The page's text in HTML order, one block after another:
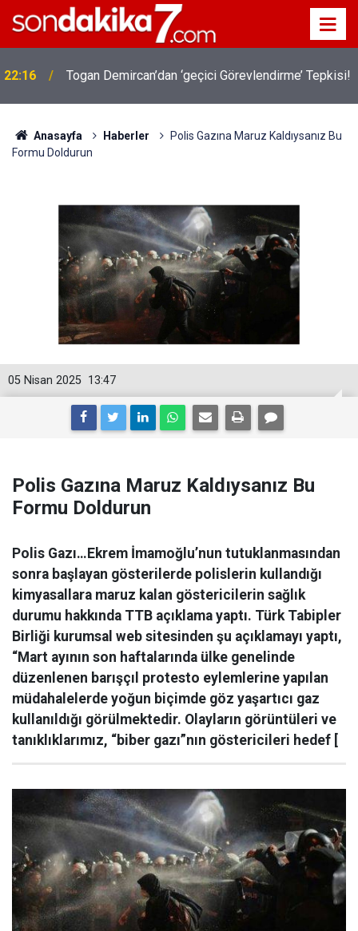
22:16 Togan Demircan’dan ‘geçici Görevlendirme’ Tepkisi!
Anasayfa Haberler
Polis Gazına Maruz Kaldıysanız Bu
Formu Doldurun
13:47
05 Nisan 2025
Polis Gazına Maruz Kaldıysanız Bu
Formu Doldurun
Polis Gazı…Ekrem İmamoğlu’nun tutuklanmasından
sonra başlayan gösterilerde polislerin kullandığı
kimyasallara maruz kalan göstericilerin sağlık
durumu hakkında TTB açıklama yaptı. Türk Tabipler
Birliği kurumsal web sitesinden şu açıklamayı yaptı,
“Mart ayının son haftalarında ülke genelinde
düzenlenen barışçıl protesto eylemlerine yapılan
müdahalelerde yoğun biçimde göz yaşartıcı gaz
kullanıldığı görülmektedir. Olayların görüntüleri ve
tanıklıklarımız, “biber gazı”nın göstericileri hedef [